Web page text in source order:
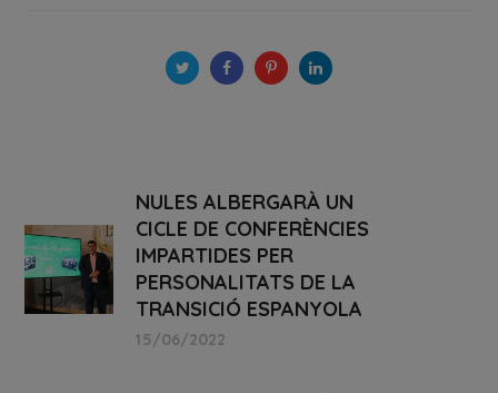
NULES ALBERGARÀ UN
CICLE DE CONFERÈNCIES
IMPARTIDES PER
PERSONALITATS DE LA
TRANSICIÓ ESPANYOLA
15/06/2022